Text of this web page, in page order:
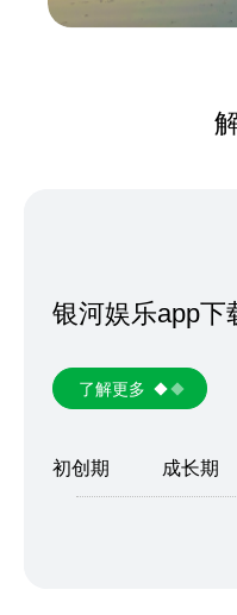
银河娱乐app下
了解更多
初创期 成长期